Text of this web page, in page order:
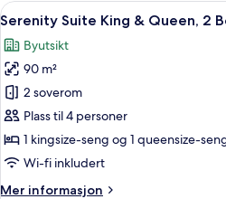
Bedrooms
Åpne
alle
bildene
av
Serenity
Suite
King
&
1
8
Serenity Suite King & Queen, 2
Byutsikt
90 m²
2 soverom
Plass til 4 personer
1 kingsize-seng og 1 queensize-
Wi-fi inkludert
Mer informasjon
Mer